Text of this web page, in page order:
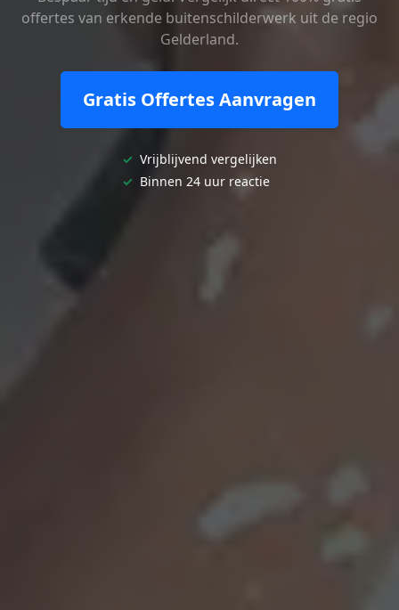
offertes van erkende buitenschilderwerk uit de regio
Gelderland.
Gratis Offertes Aanvragen
✓ Vrijblijvend vergelijken
✓ Binnen 24 uur reactie